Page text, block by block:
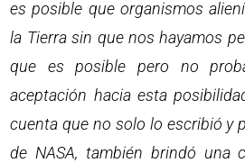
es posible que organismos
la Tierra sin que nos hayamos
que es posible pero no
aceptación hacia esta
cuenta que no solo lo escribió y
de NASA, también brindó una